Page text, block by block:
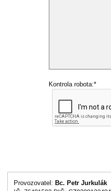
Kontrola robota:*
Provozovatel: Bc. Petr Jurkulák